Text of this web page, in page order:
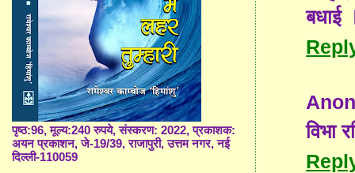
बधाई
विभा
पृष्ठ:96, मूल्य:240 रुपये, संस्करण: 2022, प्रकाशक:
अयन प्रकाशन, जे-19/39, राजापुरी, उत्तम नगर, नई
दिल्ली-110059